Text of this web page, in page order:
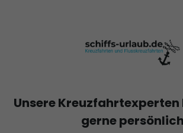
Unsere Kreuzfahrtexperten
gerne persönlich